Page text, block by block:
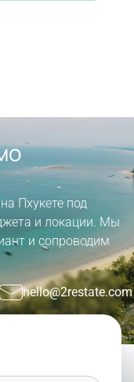
Пхукете под
и локации. Мы
и сопроводим
hello@2restate.com